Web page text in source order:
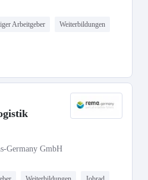
Arbeitgeber Weiterbildungen
Germany GmbH